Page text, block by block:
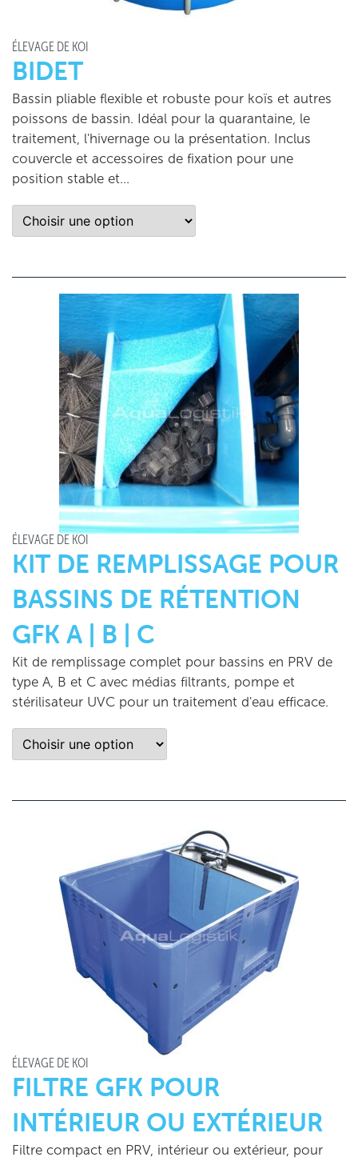
ÉLEVAGE DE KOÏ
BIDET
Bassin pliable flexible et robuste pour koïs et autres
poissons de bassin. Idéal pour la quarantaine, le
traitement, l'hivernage ou la présentation. Inclus
couvercle et accessoires de fixation pour une
position stable et...
ÉLEVAGE DE KOÏ
KIT DE REMPLISSAGE POUR
BASSINS DE RÉTENTION
GFK A | B | C
Kit de remplissage complet pour bassins en PRV de
type A, B et C avec médias filtrants, pompe et
stérilisateur UVC pour un traitement d'eau efficace.
ÉLEVAGE DE KOÏ
FILTRE GFK POUR
INTÉRIEUR OU EXTÉRIEUR
Filtre compact en PRV, intérieur ou extérieur, pour